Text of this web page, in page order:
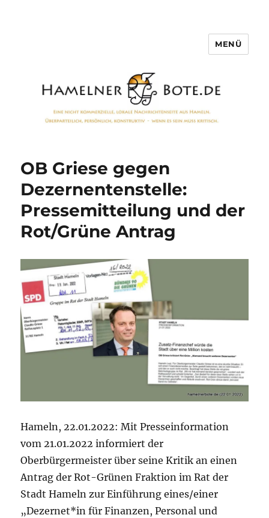
MENÜ
OB Griese gegen
Dezernentenstelle:
Pressemitteilung und der
Rot/Grüne Antrag
Hameln, 22.01.2022: Mit Presseinformation
vom 21.01.2022 informiert der
Oberbürgermeister über seine Kritik an einen
Antrag der Rot-Grünen Fraktion im Rat der
Stadt Hameln zur Einführung eines/einer
„Dezernet*in für Finanzen, Personal und